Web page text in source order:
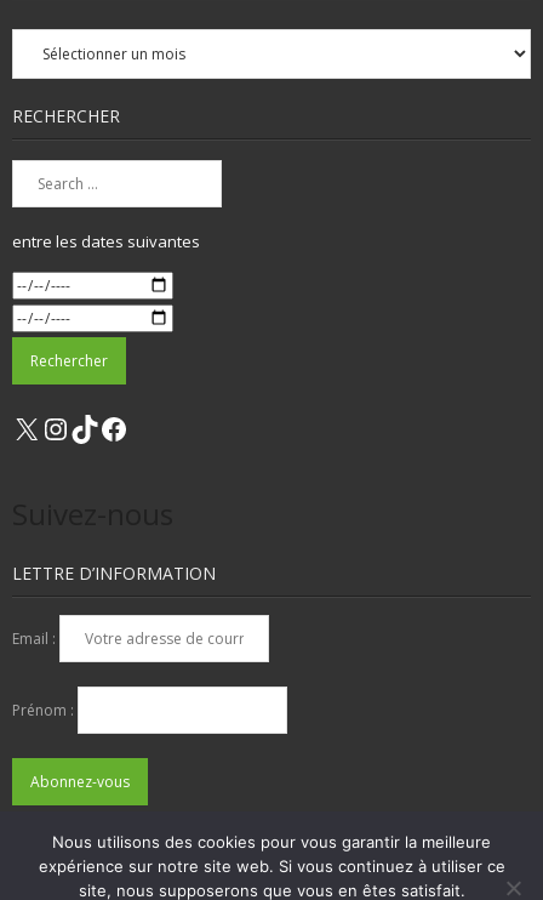
Archives
mensuelles
RECHERCHER
entre les dates suivantes
X Instagram
TikTok
LETTRE D’INFORMATION
Email :
Prénom :
Nous utilisons des cookies pour vous garantir la meilleure
expérience sur notre site web. Si vous continuez à utiliser ce
site, nous supposerons que vous en êtes satisfait.